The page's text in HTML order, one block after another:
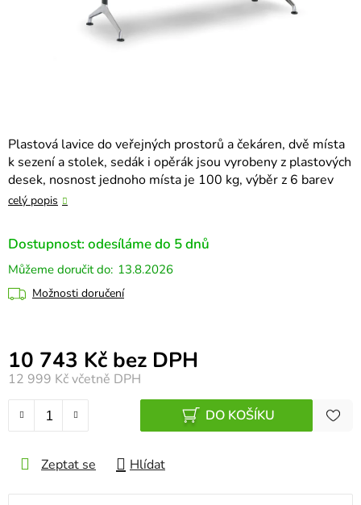
Plastová lavice do veřejných prostorů a čekáren, dvě místa
k sezení a stolek, sedák i opěrák jsou vyrobeny z plastových
desek, nosnost jednoho místa je 100 kg, výběr z 6 barev
celý popis
Dostupnost: odesíláme do 5 dnů
13.8.2026
Možnosti doručení
12 999 Kčvčetně DPH
10 743 Kč bez DPH
Měrná cena:
DO KOŠÍKU
Zeptat se Hlídat